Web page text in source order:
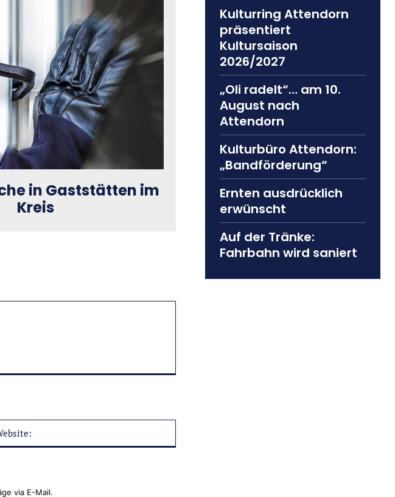
in Gaststätten im
Kreis
via E-Mail.
Kulturring Attendorn
präsentiert
Kultursaison
2026/2027
„Oli radelt“… am 10.
August nach
Attendorn
Kulturbüro Attendorn:
„Bandförderung“
Ernten ausdrücklich
erwünscht
Auf der Tränke:
Fahrbahn wird saniert